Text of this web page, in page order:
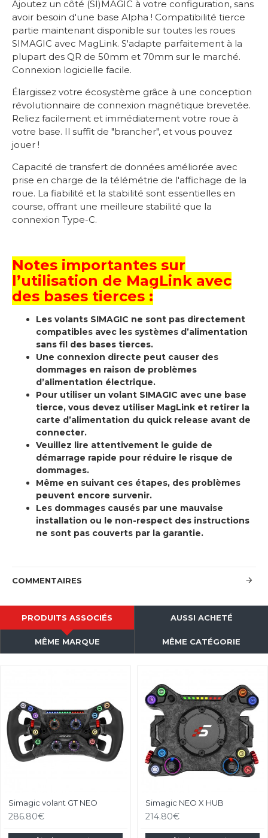
Ajoutez un côté (SI)MAGIC à votre configuration, sans
avoir besoin d'une base Alpha ! Compatibilité tierce
partie maintenant disponible sur toutes les roues
SIMAGIC avec MagLink. S'adapte parfaitement à la
plupart des QR de 50mm et 70mm sur le marché.
Connexion logicielle facile.
Élargissez votre écosystème grâce à une conception
révolutionnaire de connexion magnétique brevetée.
Reliez facilement et immédiatement votre roue à
votre base. Il suffit de "brancher", et vous pouvez
jouer !
Capacité de transfert de données améliorée avec
prise en charge de la télémétrie de l'affichage de la
roue. La fiabilité et la stabilité sont essentielles en
course, offrant une meilleure stabilité que la
connexion Type-C.
Notes importantes sur
l’utilisation de MagLink avec
des bases tierces :
Les volants SIMAGIC ne sont pas directement
compatibles avec les systèmes d’alimentation
sans fil des bases tierces.
Une connexion directe peut causer des
dommages en raison de problèmes
d’alimentation électrique.
Pour utiliser un volant SIMAGIC avec une base
tierce, vous devez utiliser MagLink et retirer la
carte d’alimentation du quick release avant de
connecter.
Veuillez lire attentivement le guide de
démarrage rapide pour réduire le risque de
dommages.
Même en suivant ces étapes, des problèmes
peuvent encore survenir.
Les dommages causés par une mauvaise
installation ou le non-respect des instructions
ne sont pas couverts par la garantie.
COMMENTAIRES
PRODUITS ASSOCIÉS AUSSI ACHETÉ
MÊME MARQUE MÊME CATÉGORIE
Simagic volant GT NEO
286.80€
Simagic NEO X HUB
214.80€